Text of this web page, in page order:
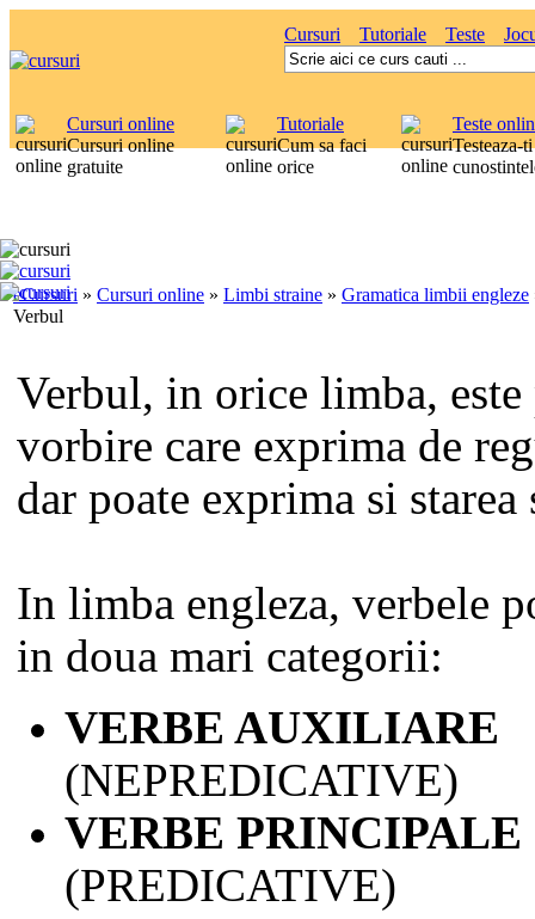
Cursuri Tutoriale Teste
Cursuri online
Cursuri online
gratuite
Tutoriale
Cum sa faci
orice
Teste
Testeaza-ti
eCursuri » Cursuri online » Limbi straine » Gramatica limbii engleze
Verbul
Verbul, in orice limba, este
vorbire care exprima de
dar poate exprima si starea
In limba engleza, verbele
in doua mari categorii:
VERBE AUXILIARE
(NEPREDICATIVE)
VERBE PRINCIPALE
(PREDICATIVE)